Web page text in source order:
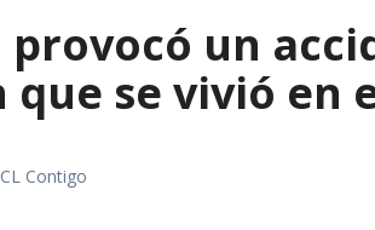
provocó un
que se vivió en
Contigo